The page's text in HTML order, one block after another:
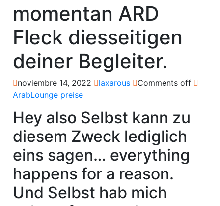
momentan ARD
Fleck diesseitigen
deiner Begleiter.
noviembre 14, 2022 laxarous
Comments off
ArabLounge preise
Hey also Selbst kann zu
diesem Zweck lediglich
eins sagen… everything
happens for a reason.
Und Selbst hab mich